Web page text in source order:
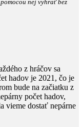
nej vyhrať bez
z hráčov sa
hadov je 2021 , čo je
bude na začiatku z
počet hadov,
vieme dostať nepárne